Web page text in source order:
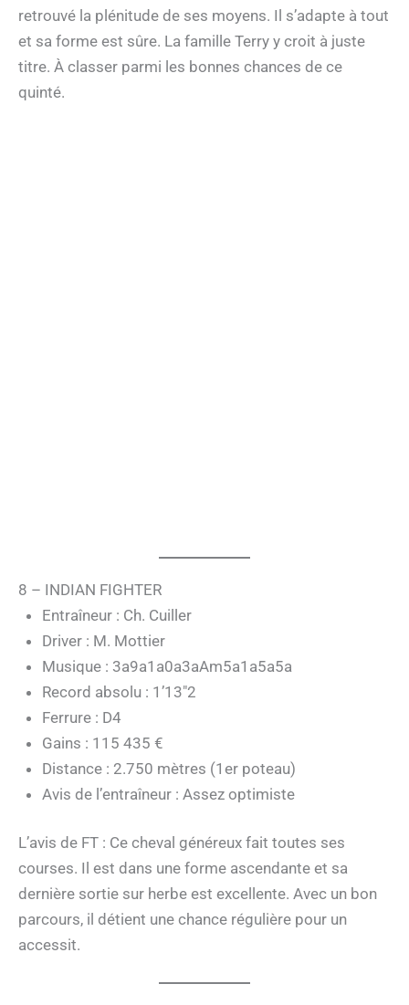
retrouvé la plénitude de ses moyens. Il s’adapte à tout
et sa forme est sûre. La famille Terry y croit à juste
titre. À classer parmi les bonnes chances de ce
quinté.
8 – INDIAN FIGHTER
Entraîneur : Ch. Cuiller
Driver : M. Mottier
Musique : 3a9a1a0a3aAm5a1a5a5a
Record absolu : 1’13″2
Ferrure : D4
Gains : 115 435 €
Distance : 2.750 mètres (1er poteau)
Avis de l’entraîneur : Assez optimiste
L’avis de FT : Ce cheval généreux fait toutes ses
courses. Il est dans une forme ascendante et sa
dernière sortie sur herbe est excellente. Avec un bon
parcours, il détient une chance régulière pour un
accessit.